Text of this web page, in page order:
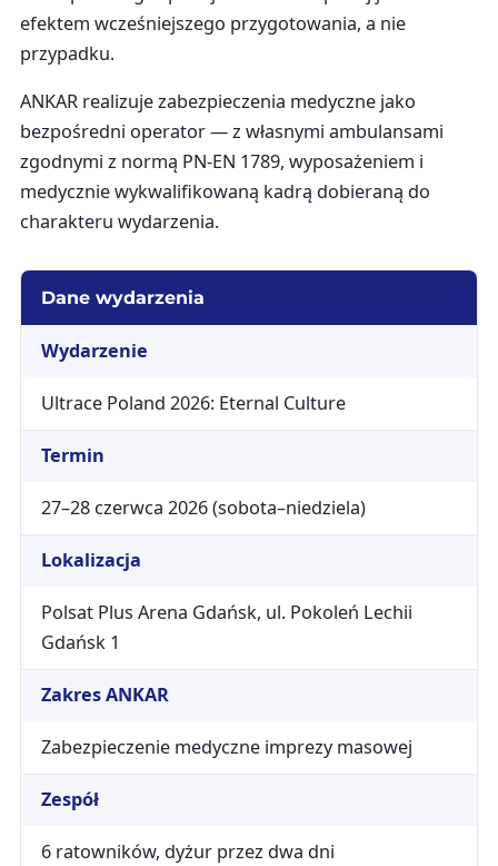
efektem wcześniejszego przygotowania, a nie
przypadku.
ANKAR realizuje zabezpieczenia medyczne jako
bezpośredni operator — z własnymi ambulansami
zgodnymi z normą PN-EN 1789, wyposażeniem i
medycznie wykwalifikowaną kadrą dobieraną do
charakteru wydarzenia.
Dane wydarzenia
Wydarzenie
Ultrace Poland 2026: Eternal Culture
Termin
27–28 czerwca 2026 (sobota–niedziela)
Lokalizacja
Polsat Plus Arena Gdańsk, ul. Pokoleń Lechii
Gdańsk 1
Zakres ANKAR
Zabezpieczenie medyczne imprezy masowej
Zespół
6 ratowników, dyżur przez dwa dni